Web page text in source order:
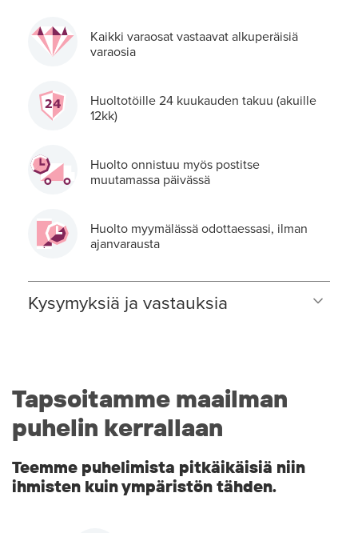
Kaikki varaosat vastaavat alkuperäisiä
varaosia
Huoltotöille 24 kuukauden takuu (akuille
12kk)
Huolto onnistuu myös postitse
muutamassa päivässä
Huolto myymälässä odottaessasi, ilman
ajanvarausta
Kysymyksiä ja vastauksia
Tapsoitamme maailman
puhelin kerrallaan
Teemme puhelimista pitkäikäisiä niin
ihmisten kuin ympäristön tähden.